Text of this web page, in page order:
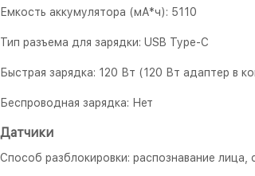
Емкость аккумулятора (мА*ч): 5110
Тип разъема для зарядки: USB Type-C
Быстрая зарядка: 120 Вт (120 Вт адаптер в
Беспроводная зарядка: Нет
Датчики
Способ разблокировки: распознавание лица,